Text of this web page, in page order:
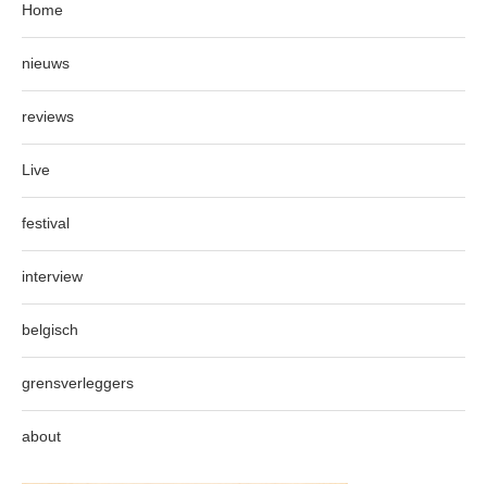
Home
nieuws
reviews
Live
festival
interview
belgisch
grensverleggers
about